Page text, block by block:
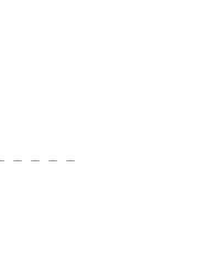
－－－－